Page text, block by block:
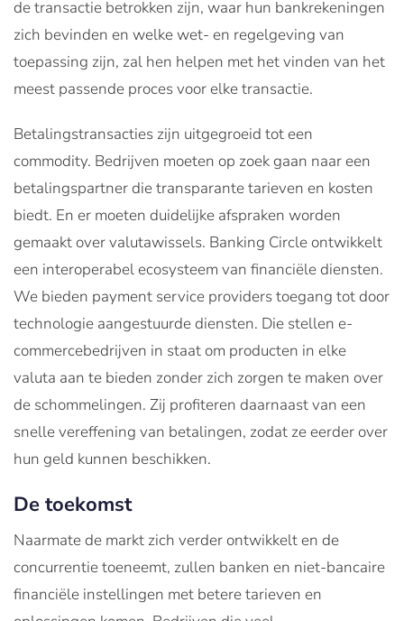
de transactie betrokken zijn, waar hun bankrekeningen
zich bevinden en welke wet- en regelgeving van
toepassing zijn, zal hen helpen met het vinden van het
meest passende proces voor elke transactie.
Betalingstransacties zijn uitgegroeid tot een
commodity. Bedrijven moeten op zoek gaan naar een
betalingspartner die transparante tarieven en kosten
biedt. En er moeten duidelijke afspraken worden
gemaakt over valutawissels. Banking Circle ontwikkelt
een interoperabel ecosysteem van financiële diensten.
We bieden payment service providers toegang tot door
technologie aangestuurde diensten. Die stellen e-
commercebedrijven in staat om producten in elke
valuta aan te bieden zonder zich zorgen te maken over
de schommelingen. Zij profiteren daarnaast van een
snelle vereffening van betalingen, zodat ze eerder over
hun geld kunnen beschikken.
De toekomst
Naarmate de markt zich verder ontwikkelt en de
concurrentie toeneemt, zullen banken en niet-bancaire
financiële instellingen met betere tarieven en